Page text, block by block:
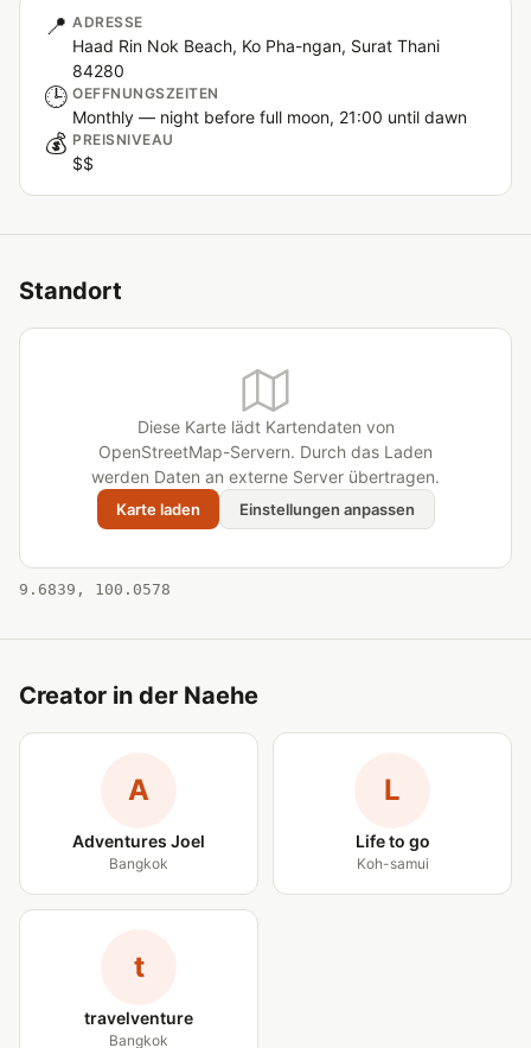
📍 ADRESSE
Haad Rin Nok Beach, Ko Pha-ngan, Surat Thani
84280
🕒 OEFFNUNGSZEITEN
Monthly — night before full moon, 21:00 until dawn
💰 PREISNIVEAU
$$
Standort
Diese Karte lädt Kartendaten von
OpenStreetMap-Servern. Durch das Laden
werden Daten an externe Server übertragen.
Karte laden Einstellungen anpassen
9.6839, 100.0578
Creator in der Naehe
A
Adventures Joel
Bangkok
L
Life to go
Koh-samui
t
travelventure
Bangkok